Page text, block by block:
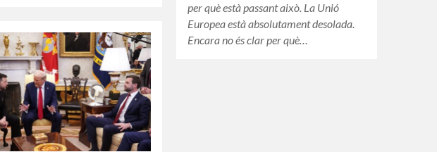
per què està passant això. La Unió
Europea està absolutament desolada.
Encara no és clar per què…